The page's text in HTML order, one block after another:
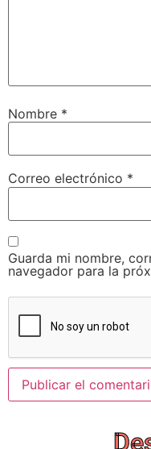
Nombre *
Correo electrónico *
Guarda mi nombre,
navegador para la